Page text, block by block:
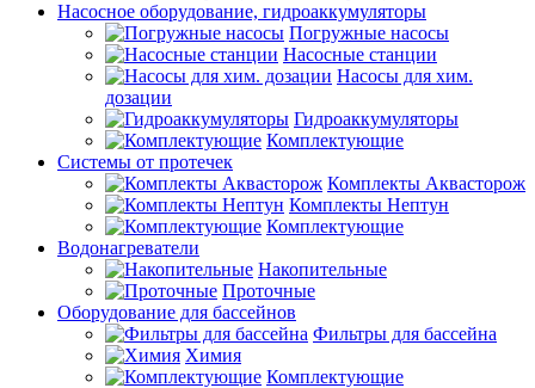
Насосное оборудование, гидроаккумуляторы
Погружные насосы
Насосные станции
Насосы для хим.
дозации
Гидроаккумуляторы
Комплектующие
Системы от протечек
Комплекты Аквасторож
Комплекты Нептун
Комплектующие
Водонагреватели
Накопительные
Проточные
Оборудование для бассейнов
Фильтры для бассейна
Химия
Комплектующие